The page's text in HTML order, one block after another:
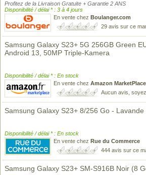
Profitez de la Livraison Gratuite + Garantie 2 ANS
Disponibilité / délai * : 3 à 4 jours
En vente chez Boulanger.com
29 avis sur ce
Samsung Galaxy S23+ 5G 256GB Green
Android 13, 50MP Triple-Kamera
Disponibilité / délai * : En stock
En vente chez Amazon MarketPlace
Aucun avis,
Samsung Galaxy S23+ 8/256 Go - Lavande
Disponibilité / délai * : En stock
En vente chez Rue du Commerce
444 avis sur ce
Samsung Galaxy S23+ SM-S916B Noir (8